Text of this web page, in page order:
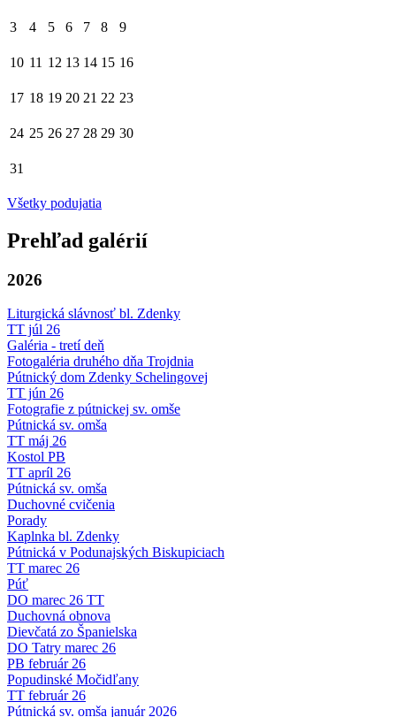
3 4 5 6 7 8 9
10 11 12 13 14 15 16
17 18 19 20 21 22 23
24 25 26 27 28 29 30
31
Všetky podujatia
Prehľad galérií
2026
Liturgická slávnosť bl. Zdenky
TT júl 26
Galéria - tretí deň
Fotogaléria druhého dňa Trojdnia
Pútnický dom Zdenky Schelingovej
TT jún 26
Fotografie z pútnickej sv. omše
Pútnická sv. omša
TT máj 26
Kostol PB
TT apríl 26
Pútnická sv. omša
Duchovné cvičenia
Porady
Kaplnka bl. Zdenky
Pútnická v Podunajských Biskupiciach
TT marec 26
Púť
DO marec 26 TT
Duchovná obnova
Dievčatá zo Španielska
DO Tatry marec 26
PB február 26
Popudinské Močidľany
TT február 26
Pútnická sv. omša január 2026